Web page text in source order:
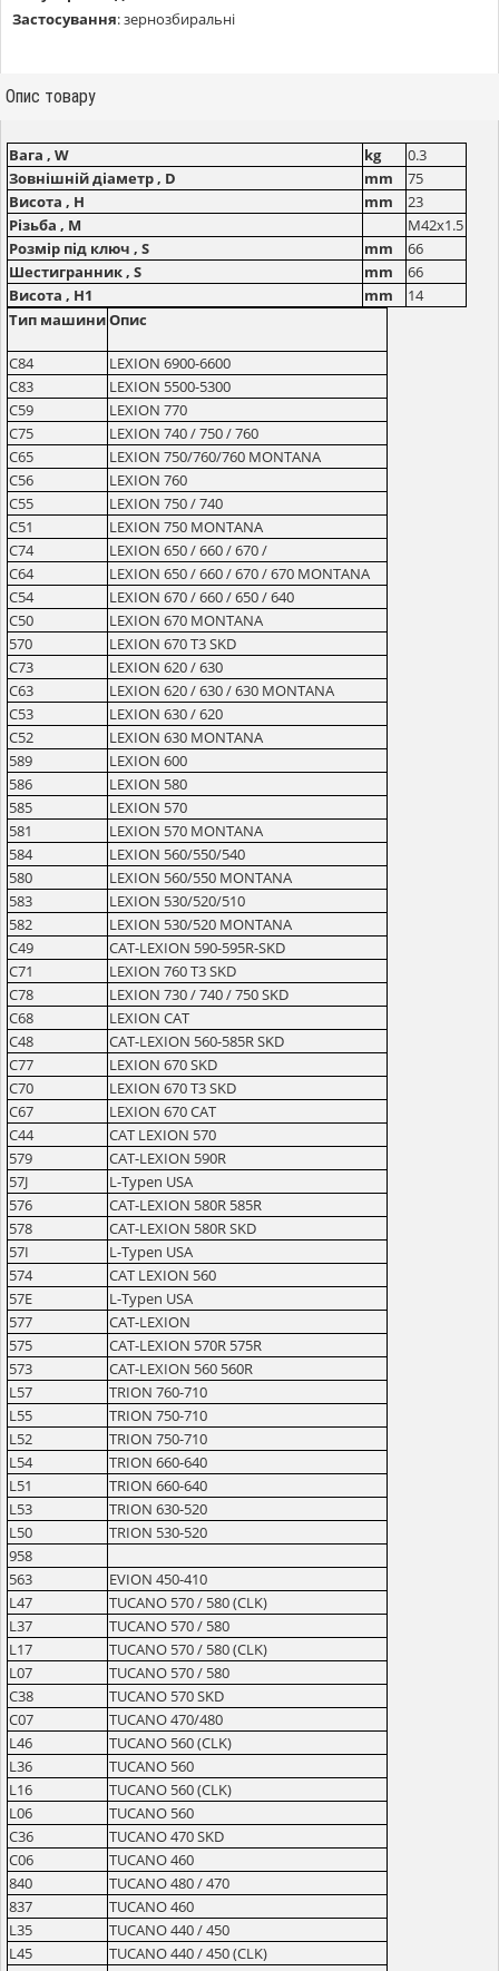
Застосування:зернозбиральні
Опис товару
Вага , W kg
0.3
Зовнішній діаметр , D
mm
75
Висота , H
mm
23
Різьба , M
M42x1.5
Розмір під ключ , S
mm
66
Шестигранник , S
mm
66
Висота , Н1
mm
14
Тип машиниОпис
C84
LEXION 6900-6600
C83
LEXION 5500-5300
C59
LEXION 770
C75
LEXION 740 / 750 / 760
C65
LEXION 750/760/760 MONTANA
C56
LEXION 760
C55
LEXION 750 / 740
C51
LEXION 750 MONTANA
C74
LEXION 650 / 660 / 670 /
C64
LEXION 650 / 660 / 670 / 670 MONTANA
C54
LEXION 670 / 660 / 650 / 640
C50
LEXION 670 MONTANA
570
LEXION 670 T3 SKD
C73
LEXION 620 / 630
C63
LEXION 620 / 630 / 630 MONTANA
C53
LEXION 630 / 620
C52
LEXION 630 MONTANA
589
LEXION 600
586
LEXION 580
585
LEXION 570
581
LEXION 570 MONTANA
584
LEXION 560/550/540
580
LEXION 560/550 MONTANA
583
LEXION 530/520/510
582
LEXION 530/520 MONTANA
C49
CAT-LEXION 590-595R-SKD
C71
LEXION 760 T3 SKD
C78
LEXION 730 / 740 / 750 SKD
C68
LEXION CAT
C48
CAT-LEXION 560-585R SKD
C77
LEXION 670 SKD
C70
LEXION 670 T3 SKD
C67
LEXION 670 CAT
C44
CAT LEXION 570
579
CAT-LEXION 590R
57J
L-Typen USA
576
CAT-LEXION 580R 585R
578
CAT-LEXION 580R SKD
57I
L-Typen USA
574
CAT LEXION 560
57E
L-Typen USA
577
CAT-LEXION
575
CAT-LEXION 570R 575R
573
CAT-LEXION 560 560R
L57
TRION 760-710
L55
TRION 750-710
L52
TRION 750-710
L54
TRION 660-640
L51
TRION 660-640
L53
TRION 630-520
L50
TRION 530-520
958
563
EVION 450-410
L47
TUCANO 570 / 580 (CLK)
L37
TUCANO 570 / 580
L17
TUCANO 570 / 580 (CLK)
L07
TUCANO 570 / 580
C38
TUCANO 570 SKD
C07
TUCANO 470/480
L46
TUCANO 560 (CLK)
L36
TUCANO 560
L16
TUCANO 560 (CLK)
L06
TUCANO 560
C36
TUCANO 470 SKD
C06
TUCANO 460
840
TUCANO 480 / 470
837
TUCANO 460
L35
TUCANO 440 / 450
L45
TUCANO 440 / 450 (CLK)